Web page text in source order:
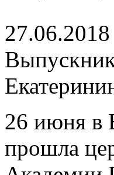
27.06.2018
26 июня в
прошла